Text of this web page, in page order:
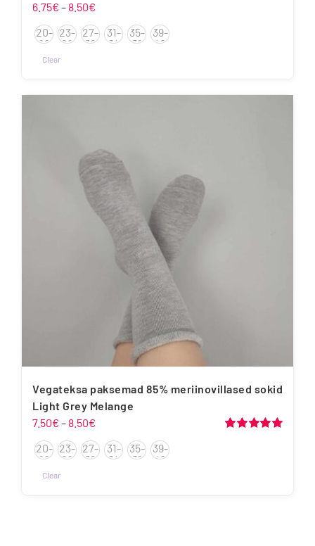
6.75€ – 8.50€
6.75€
kuni
20-
22
23-
26
27-
30
31-
34
35-
38
39-
42
Clear
tootel
Vegateksa paksemad 85% meriinovillased sokid
Light Grey Melange
7.50€ – 8.50€
7.50€
kuni
20-
22
23-
26
27-
30
31-
34
35-
38
39-
42
Clear